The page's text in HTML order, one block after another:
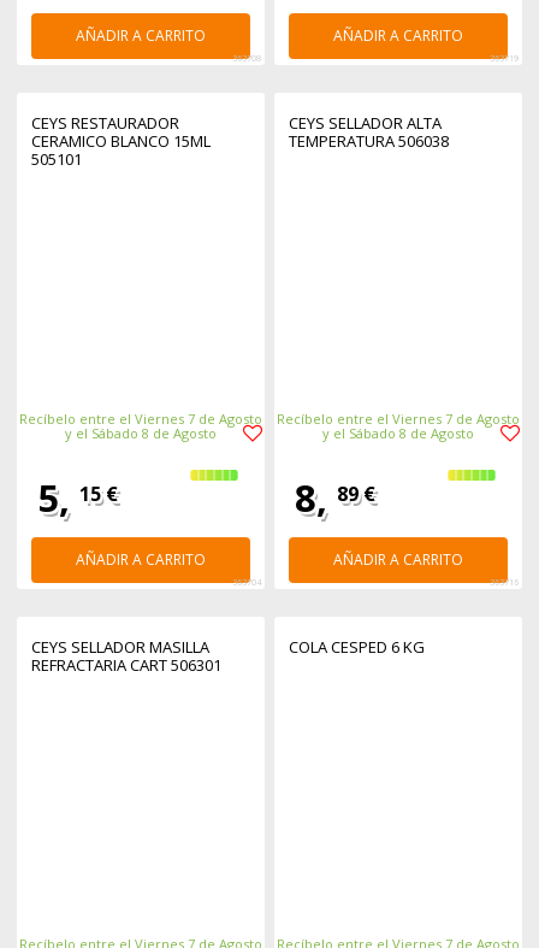
AÑADIR A CARRITO
363708
AÑADIR A CARRITO
363719
CEYS RESTAURADOR
CERAMICO BLANCO 15ML
505101
Recíbelo entre el Viernes 7 de Agosto
y el Sábado 8 de Agosto
5, 15 €
AÑADIR A CARRITO
363704
CEYS SELLADOR ALTA
TEMPERATURA 506038
Recíbelo entre el Viernes 7 de Agosto
y el Sábado 8 de Agosto
8, 89 €
AÑADIR A CARRITO
363716
CEYS SELLADOR MASILLA
REFRACTARIA CART 506301
Recíbelo entre el Viernes 7 de Agosto
COLA CESPED 6 KG
Recíbelo entre el Viernes 7 de Agosto